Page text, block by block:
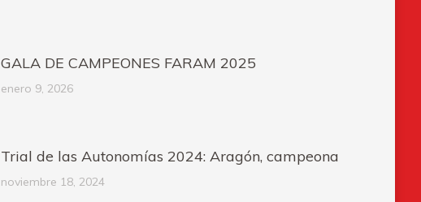
GALA DE CAMPEONES FARAM 2025
enero 9, 2026
Trial de las Autonomías 2024: Aragón, campeona
noviembre 18, 2024